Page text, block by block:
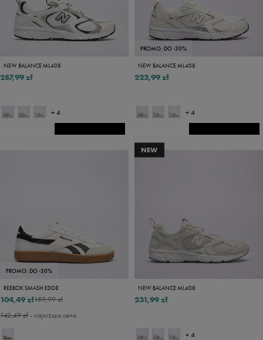
NEW BALANCE ML408
287,99 zł
+ 4
PROMO: DO -30%
NEW BALANCE ML408
223,99 zł
+ 4
PROMO: DO -30%
REEBOK SMASH EDGE
189,99 zł
104,49 zł
142,49 zł- najniższa cena
NEW
NEW BALANCE ML408
231,99 zł
+ 4